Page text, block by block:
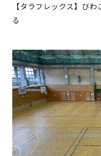
【タラフレックス】び
る